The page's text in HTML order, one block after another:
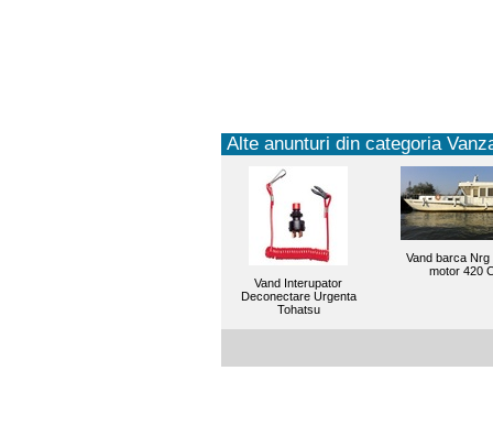
Alte anunturi din categoria
Vand Interupator
Deconectare Urgenta
Tohatsu
Vand barca Nrg
motor 420